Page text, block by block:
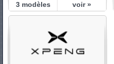
3modèles voir »